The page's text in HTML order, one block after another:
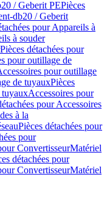
/ Geberit PEPièces
db20 / Geberit
pour Appareils à
à souder
Pièces détachées pour
pour outillage de
pour outillage
de tuyauxPièces
tuyauxAccessoires pour
pour Accessoires
à la
Pièces détachées pour
pour
ConvertisseurMatériel
détachées pour
ConvertisseurMatériel